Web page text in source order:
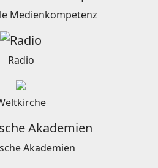
Medienkompetenz
Radio
Akademien